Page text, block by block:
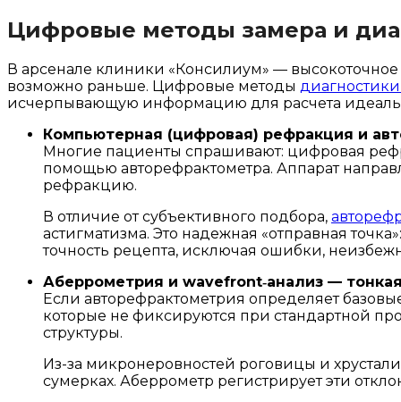
Цифровые методы замера и
В арсенале клиники «Консилиум» — высокоточное
возможно раньше. Цифровые методы
исчерпывающую информацию для расчета
Компьютерная (цифровая) рефракция и
Многие пациенты спрашивают: цифровая
помощью авторефрактометра. Аппарат
рефракцию.
В отличие от субъективного подбора,
астигматизма. Это надежная «отправная
точность рецепта, исключая ошибки,
Аберрометрия и wavefront‑анализ —
Если авторефрактометрия определяет
которые не фиксируются при стандартной
структуры.
Из-за микронеровностей роговицы и
сумерках. Аберрометр регистрирует эти